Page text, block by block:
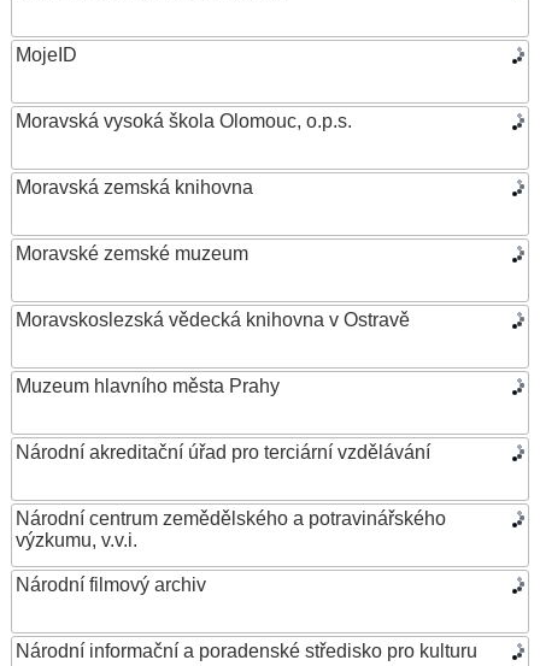
MojeID
Moravská vysoká škola Olomouc, o.p.s.
Moravská zemská knihovna
Moravské zemské muzeum
Moravskoslezská vědecká knihovna v Ostravě
Muzeum hlavního města Prahy
Národní akreditační úřad pro terciární vzdělávání
Národní centrum zemědělského a potravinářského
výzkumu, v.v.i.
Národní filmový archiv
Národní informační a poradenské středisko pro kulturu